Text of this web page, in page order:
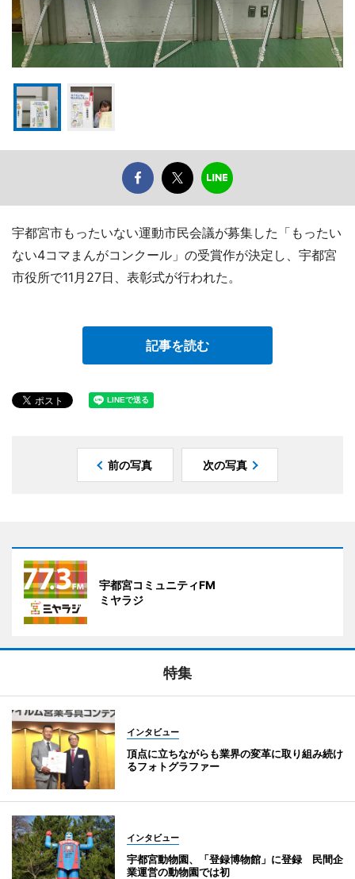
宇都宮市もったいない運動市民会議が募集した「もったい
ない4コマまんがコンクール」の受賞作が決定し、宇都宮
市役所で11月27日、表彰式が行われた。
記事を読む
前の写真 次の写真
宇都宮コミュニティFM
ミヤラジ
特集
インタビュー
頂点に立ちながらも業界の変革に取り組み続け
るフォトグラファー
インタビュー
宇都宮動物園、「登録博物館」に登録 民間企
業運営の動物園では初